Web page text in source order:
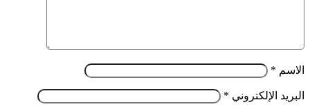
الاسم *
البريد الإلكتروني *